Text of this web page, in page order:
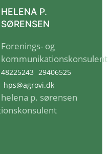
HELENA P.
SØRENSEN
Forenings- og
kommunikationskonsulent
48225243 29406525
hps@agrovi.dk
helena p. sørensen